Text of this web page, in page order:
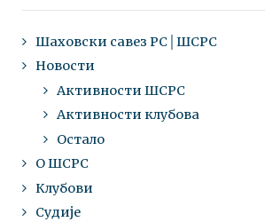
Шаховски савез РС│ШСРС
Новости
Активности ШСРС
Активности клубова
Остало
О ШСРС
Клубови
Судије